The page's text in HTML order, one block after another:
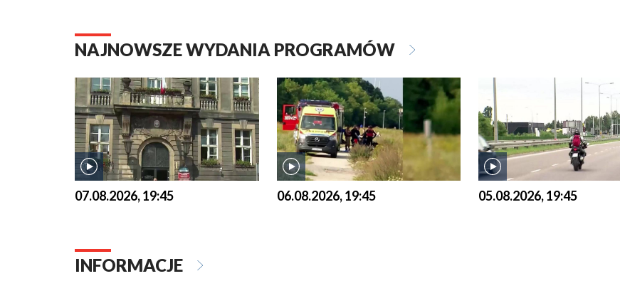
NAJNOWSZE WYDANIA PROGRAMÓW
07.08.2026, 19:45 06.08.2026, 19:45 05.08.2026, 19:45
INFORMACJE